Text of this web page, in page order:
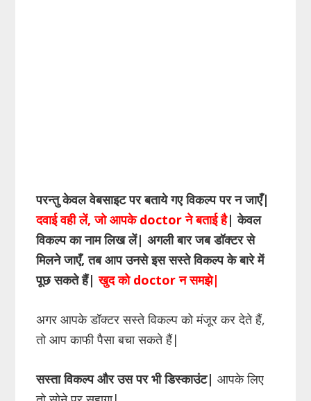
परन्तु केवल वेबसाइट पर बताये गए विकल्प पर न जाएँ|
दवाई वही लें, जो आपके doctor ने बताई है| केवल
विकल्प का नाम लिख लें| अगली बार जब डॉक्टर से
मिलने जाएँ, तब आप उनसे इस सस्ते विकल्प के बारे में
पूछ सकते हैं|खुद को doctor न समझे|
अगर आपके डॉक्टर सस्ते विकल्प को मंजूर कर देते हैं,
तो आप काफी पैसा बचा सकते हैं|
सस्ता विकल्प और उस पर भी डिस्काउंट| आपके लिए